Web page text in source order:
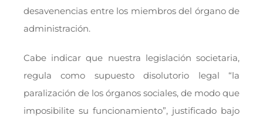
desavenencias entre los miembros del órgano de
administración.
Cabe indicar que nuestra legislación societaria,
regula como supuesto disolutorio legal “la
paralización de los órganos sociales, de modo que
imposibilite su funcionamiento”, justificado bajo